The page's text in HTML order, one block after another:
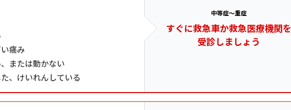
痛み
または動かない
、けいれんしている
中等症～重症
すぐに救急車か救急医療機関を
受診しましょう